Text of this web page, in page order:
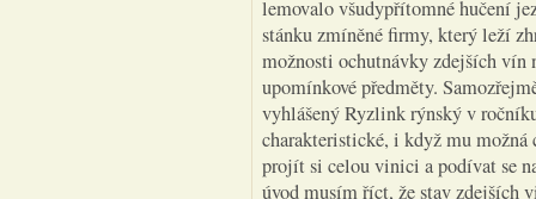
lemovalo všudypřítomné hučení
stánku zmíněné firmy, který leží
možnosti ochutnávky zdejších
upomínkové předměty.
vyhlášený Ryzlink rýnský v
charakteristické, i když mu
projít si celou vinici a podívat se
úvod musím říct, že stav zdejších